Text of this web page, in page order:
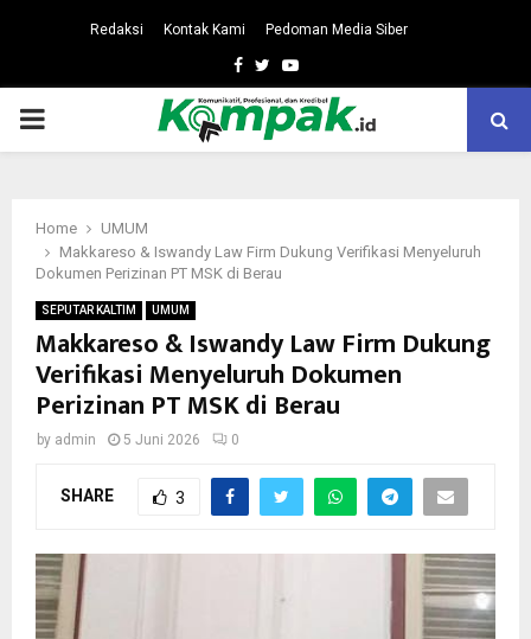
Redaksi Kontak Kami Pedoman Media Siber
Facebook
TwitterYoutube
PRIMARY
Home
UMUM
Makkareso & Iswandy Law Firm Dukung Verifikasi Menyeluruh
Dokumen Perizinan PT MSK di Berau
SEPUTAR KALTIM UMUM
Makkareso & Iswandy Law Firm Dukung
Verifikasi Menyeluruh Dokumen
Perizinan PT MSK di Berau
by admin 5 Juni 2026 0
SHARE 3